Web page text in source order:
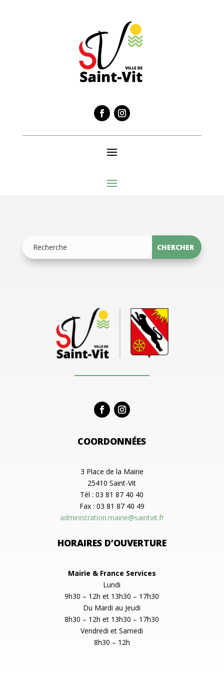
COORDONNÉES
3 Place de la Mairie
25410 Saint-Vit
Tél : 03 81 87 40 40
Fax : 03 81 87 40 49
administration.mairie@saintvit.fr
HORAIRES D’OUVERTURE
Mairie & France Services
Lundi
9h30 – 12h et 13h30 – 17h30
Du Mardi au Jeudi
8h30 – 12h et 13h30 – 17h30
Vendredi et Samedi
8h30 – 12h